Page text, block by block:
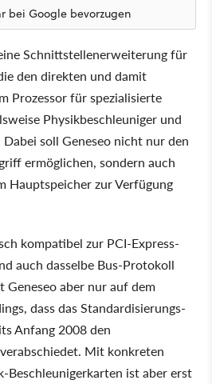
bei Google bevorzugen
Schnittstellenerweiterung für
den direkten und damit
Prozessor für spezialisierte
Physikbeschleuniger und
soll Geneseo nicht nur den
ermöglichen, sondern auch
Hauptspeicher zur Verfügung
kompatibel zur PCI-Express-
auch dasselbe Bus-Protokoll
aber nur auf dem
dass das Standardisierungs-
Anfang 2008 den
Mit konkreten
Beschleunigerkarten ist aber erst